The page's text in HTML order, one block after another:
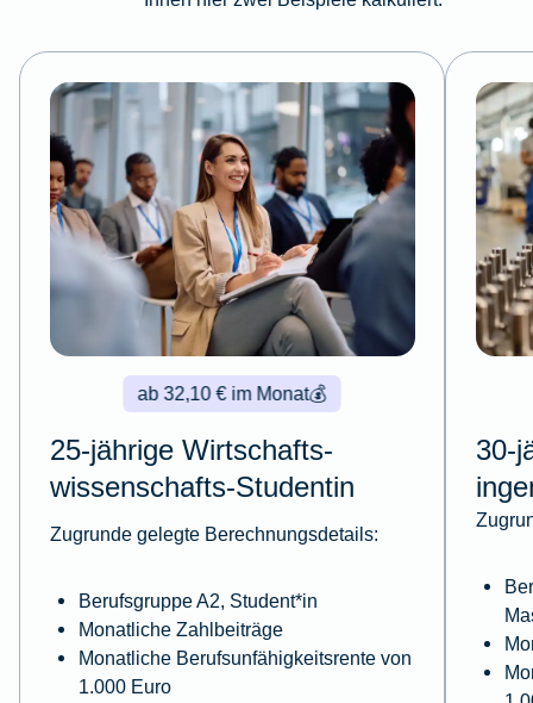
💰
ab 32,10 € im Monat
25-jährige Wirtschafts­
wissenschafts-Studentin
Zugrunde gelegte Berechnungsdetails:
Berufsgruppe A2, Student*in
Monatliche Zahlbeiträge
Monatliche Berufsunfähigkeitsrente von
1.000 Euro
30-